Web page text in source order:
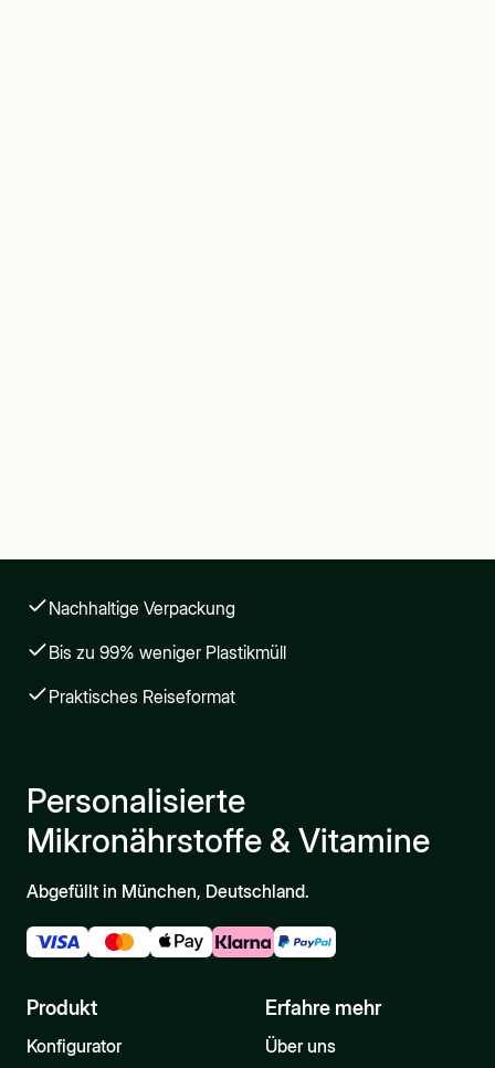
Nachhaltige Verpackung
Bis zu 99% weniger Plastikmüll
Praktisches Reiseformat
Personalisierte
Mikronährstoffe & Vitamine
Abgefüllt in München, Deutschland.
Produkt
Konfigurator
Erfahre mehr
Über uns